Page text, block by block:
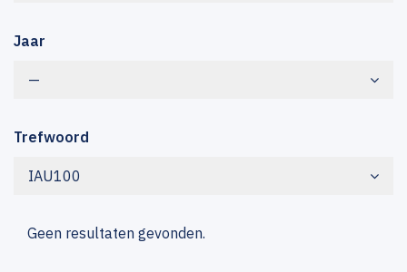
Jaar
—
Trefwoord
IAU100
Geen resultaten gevonden.